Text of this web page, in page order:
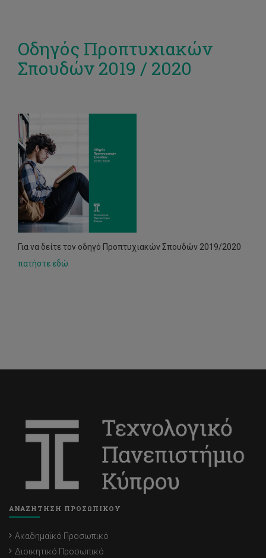
Οδηγός Προπτυχιακών
Σπουδών 2019 / 2020
Για να δείτε τον οδηγό Προπτυχιακών Σπουδών 2019/2020
πατήστε εδώ
ΑΝΑΖΗΤΗΣΗ ΠΡΟΣΩΠΙΚΟΥ
Ακαδημαϊκό Προσωπικό
Διοικητικό Προσωπικό